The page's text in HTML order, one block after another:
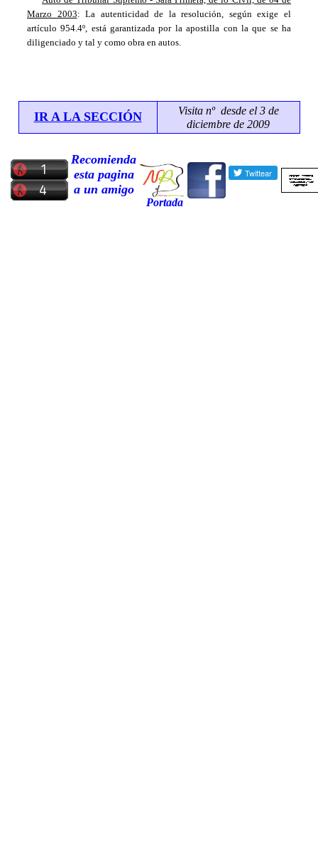
Marzo 2003: La autenticidad de la resolución, según exige el
artículo 954.4º, está garantizada por la apostilla con la que se ha
diligenciado y tal y como obra en autos.
IR A LA SECCIÓN Visita nº desde el 3 de
diciembre de 2009
Recomienda
esta pagina
a un amigo
Portada